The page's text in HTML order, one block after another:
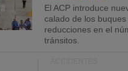
El ACP introduce
calado de los
reducciones en el
tránsitos.